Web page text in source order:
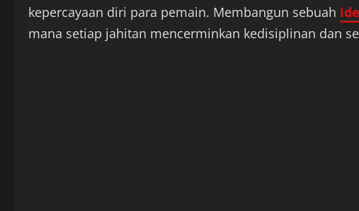
kepercayaan diri para pemain. Membangun sebuah
mana setiap jahitan mencerminkan kedisiplinan dan